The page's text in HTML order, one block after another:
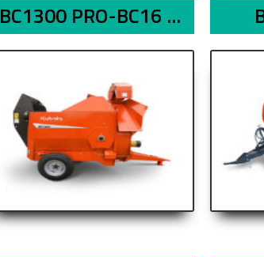
BC1300 PRO-BC16 ...